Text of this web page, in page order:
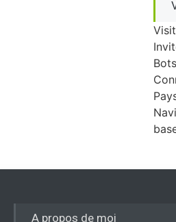
A propos de moi